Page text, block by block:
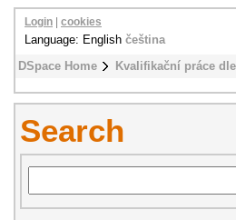
DSpace Home Kvalifikační práce
Login cookies
Language: English čeština
Search